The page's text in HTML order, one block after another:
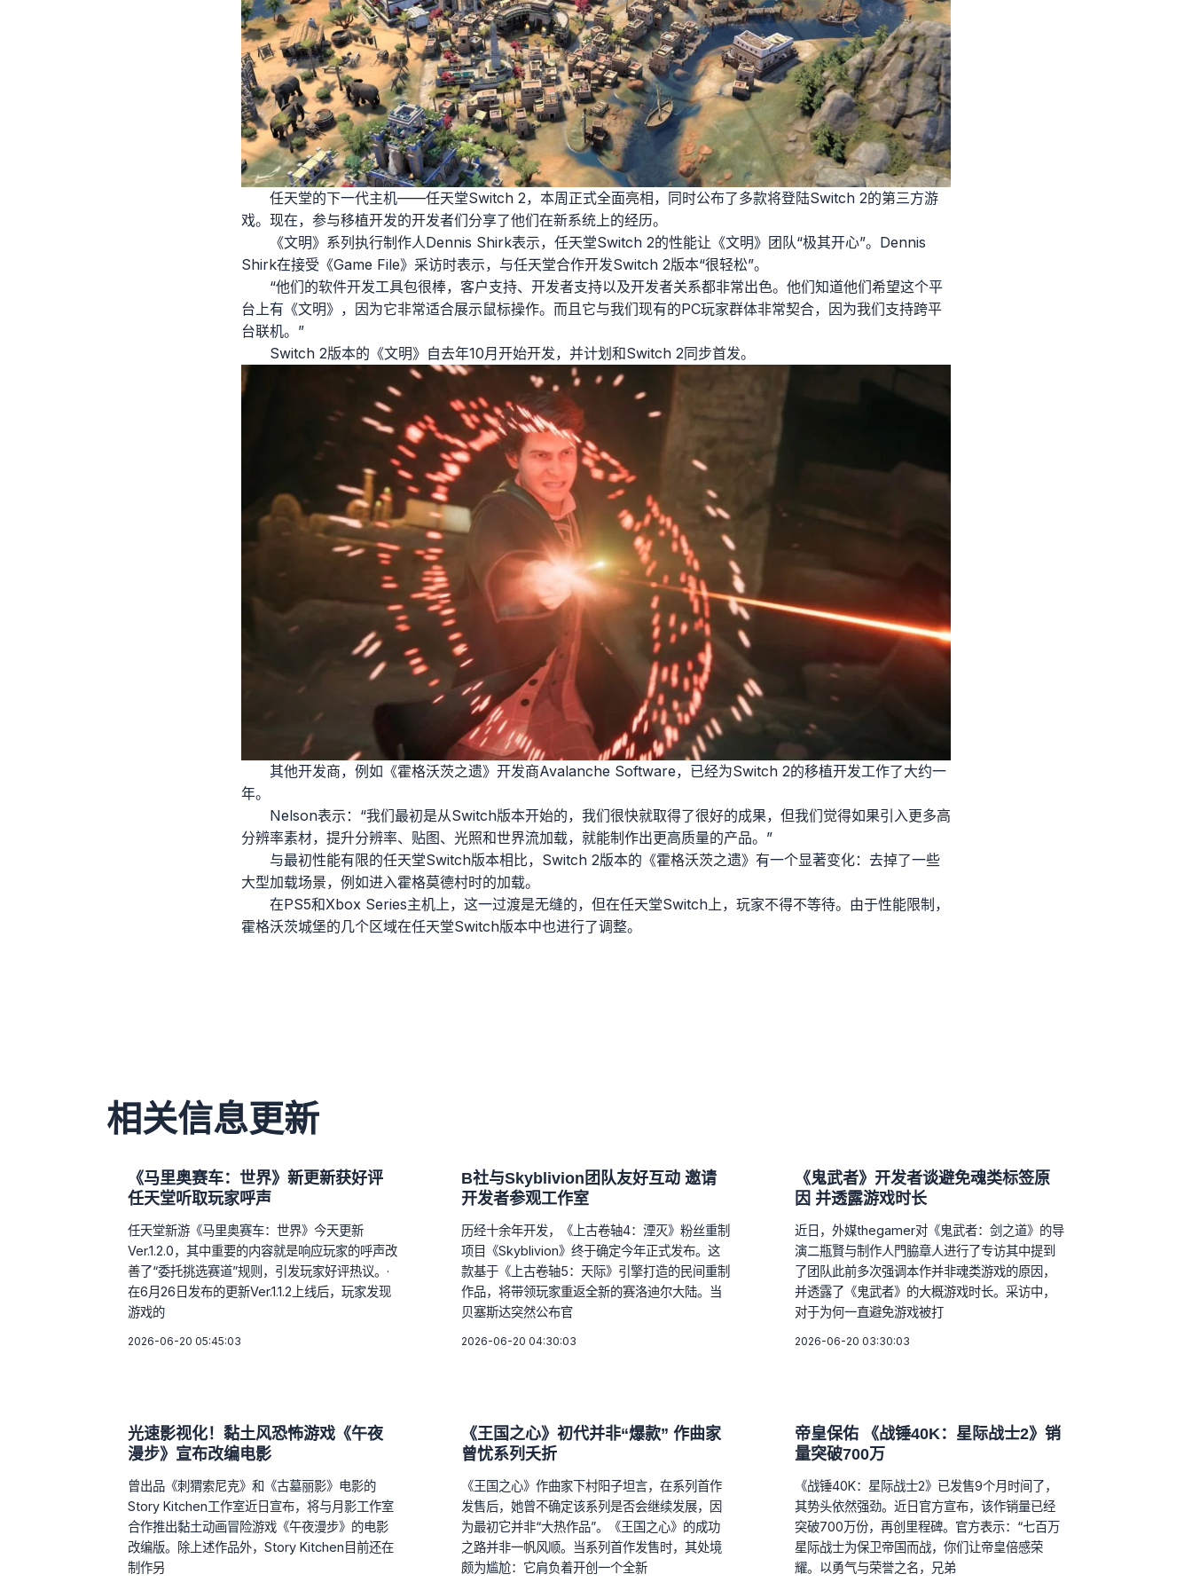
任天堂的下一代主机——任天堂Switch 2，本周正式全面亮相，同时公布了多款将登陆Switch 2的第三方游
戏。现在，参与移植开发的开发者们分享了他们在新系统上的经历。
《文明》系列执行制作人Dennis Shirk表示，任天堂Switch 2的性能让《文明》团队“极其开心”。Dennis
Shirk在接受《Game File》采访时表示，与任天堂合作开发Switch 2版本“很轻松”。
“他们的软件开发工具包很棒，客户支持、开发者支持以及开发者关系都非常出色。他们知道他们希望这个平
台上有《文明》，因为它非常适合展示鼠标操作。而且它与我们现有的PC玩家群体非常契合，因为我们支持跨平
台联机。”
Switch 2版本的《文明》自去年10月开始开发，并计划和Switch 2同步首发。
其他开发商，例如《霍格沃茨之遗》开发商Avalanche Software，已经为Switch 2的移植开发工作了大约一
年。
Nelson表示：“我们最初是从Switch版本开始的，我们很快就取得了很好的成果，但我们觉得如果引入更多高
分辨率素材，提升分辨率、贴图、光照和世界流加载，就能制作出更高质量的产品。”
与最初性能有限的任天堂Switch版本相比，Switch 2版本的《霍格沃茨之遗》有一个显著变化：去掉了一些
大型加载场景，例如进入霍格莫德村时的加载。
在PS5和Xbox Series主机上，这一过渡是无缝的，但在任天堂Switch上，玩家不得不等待。由于性能限制，
霍格沃茨城堡的几个区域在任天堂Switch版本中也进行了调整。
相关信息更新
《马里奥赛车：世界》新更新获好评
任天堂听取玩家呼声
任天堂新游《马里奥赛车：世界》今天更新
Ver.1.2.0，其中重要的内容就是响应玩家的呼声改
善了“委托挑选赛道”规则，引发玩家好评热议。·
在6月26日发布的更新Ver.1.1.2上线后，玩家发现
游戏的
2026-06-20 05:45:03
B社与Skyblivion团队友好互动 邀请
开发者参观工作室
历经十余年开发，《上古卷轴4：湮灭》粉丝重制
项目《Skyblivion》终于确定今年正式发布。这
款基于《上古卷轴5：天际》引擎打造的民间重制
作品，将带领玩家重返全新的赛洛迪尔大陆。当
贝塞斯达突然公布官
2026-06-20 04:30:03
《鬼武者》开发者谈避免魂类标签原
因 并透露游戏时长
近日，外媒thegamer对《鬼武者：剑之道》的导
演二瓶賢与制作人門脇章人进行了专访其中提到
了团队此前多次强调本作并非魂类游戏的原因，
并透露了《鬼武者》的大概游戏时长。采访中，
对于为何一直避免游戏被打
2026-06-20 03:30:03
光速影视化！黏土风恐怖游戏《午夜
漫步》宣布改编电影
曾出品《刺猬索尼克》和《古墓丽影》电影的
Story Kitchen工作室近日宣布，将与月影工作室
合作推出黏土动画冒险游戏《午夜漫步》的电影
改编版。除上述作品外，Story Kitchen目前还在
制作另
《王国之心》初代并非“爆款” 作曲家
曾忧系列夭折
《王国之心》作曲家下村阳子坦言，在系列首作
发售后，她曾不确定该系列是否会继续发展，因
为最初它并非“大热作品”。《王国之心》的成功
之路并非一帆风顺。当系列首作发售时，其处境
颇为尴尬：它肩负着开创一个全新
帝皇保佑 《战锤40K：星际战士2》销
量突破700万
《战锤40K：星际战士2》已发售9个月时间了，
其势头依然强劲。近日官方宣布，该作销量已经
突破700万份，再创里程碑。官方表示：“七百万
星际战士为保卫帝国而战，你们让帝皇倍感荣
耀。以勇气与荣誉之名，兄弟